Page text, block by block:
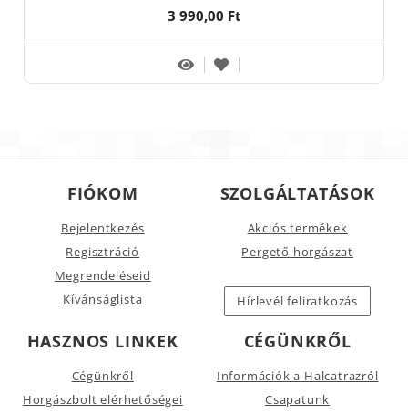
3 990,00 Ft
FIÓKOM
Bejelentkezés
Regisztráció
Megrendeléseid
Kívánságlista
SZOLGÁLTATÁSOK
Akciós termékek
Pergető horgászat
Hírlevél feliratkozás
HASZNOS LINKEK
Cégünkről
Horgászbolt elérhetőségei
CÉGÜNKRŐL
Információk a Halcatrazról
Csapatunk